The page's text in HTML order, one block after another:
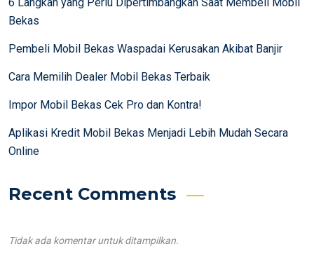
Bekas
Pembeli Mobil Bekas Waspadai Kerusakan Akibat Banjir
Cara Memilih Dealer Mobil Bekas Terbaik
Impor Mobil Bekas Cek Pro dan Kontra!
Aplikasi Kredit Mobil Bekas Menjadi Lebih Mudah Secara
Online
Recent Comments
Tidak ada komentar untuk ditampilkan.